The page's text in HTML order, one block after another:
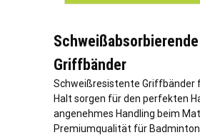
Schweißabsorbierende
Griffbänder
Schweißresistente Griffbänder
Halt sorgen für den perfekten
angenehmes Handling beim
Premiumqualität für